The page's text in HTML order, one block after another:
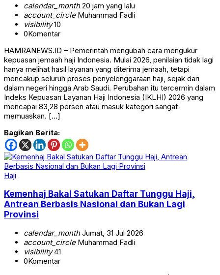
calendar_month20 jam yang lalu
account_circleMuhammad Fadli
visibility10
0Komentar
HAMRANEWS.ID – Pemerintah mengubah cara mengukur
kepuasan jemaah haji Indonesia. Mulai 2026, penilaian tidak lagi
hanya melihat hasil layanan yang diterima jemaah, tetapi
mencakup seluruh proses penyelenggaraan haji, sejak dari
dalam negeri hingga Arab Saudi. Perubahan itu tercermin dalam
Indeks Kepuasan Layanan Haji Indonesia (IKLHI) 2026 yang
mencapai 83,28 persen atau masuk kategori sangat
memuaskan. […]
Bagikan Berita:
Haji
Kemenhaj Bakal Satukan Daftar Tunggu Haji,
Antrean Berbasis Nasional dan Bukan Lagi
Provinsi
calendar_monthJumat, 31 Jul 2026
account_circleMuhammad Fadli
visibility41
0Komentar